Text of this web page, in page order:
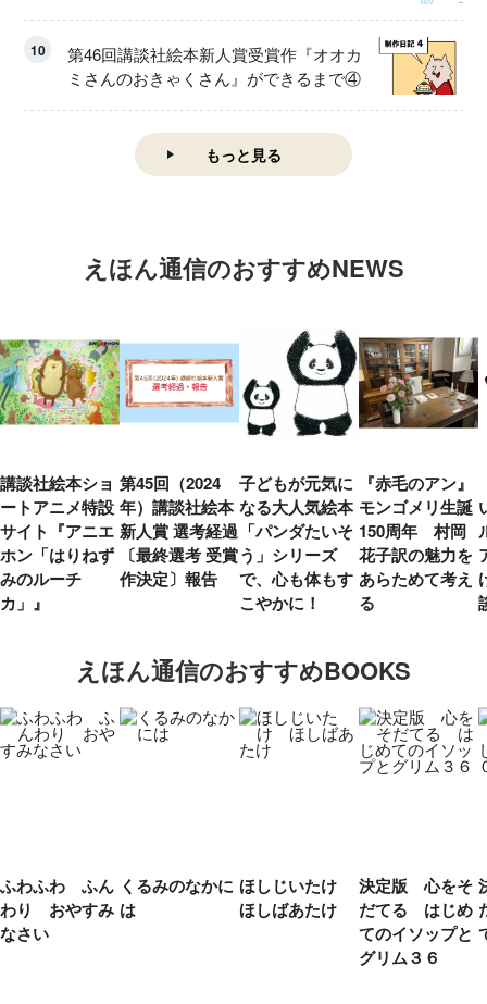
10
第46回講談社絵本新人賞受賞作『オオカ
ミさんのおきゃくさん』ができるまで④
もっと見る
えほん通信のおすすめNEWS
講談社絵本ショ
ートアニメ特設
サイト『アニエ
ホン「はりねず
みのルーチ
カ」』
第45回（2024
年）講談社絵本
新人賞 選考経過
〔最終選考 受賞
作決定〕報告
子どもが元気に
なる大人気絵本
「パンダたいそ
う」シリーズ
で、心も体もす
こやかに！
『赤毛のアン』
モンゴメリ生誕
150周年 村岡
花子訳の魅力を
あらためて考え
る
えほん通信のおすすめBOOKS
ふわふわ ふん
わり おやすみ
なさい
くるみのなかに
は
ほしじいたけ
ほしばあたけ
決定版 心をそ
だてる はじめ
てのイソップと
グリム３６